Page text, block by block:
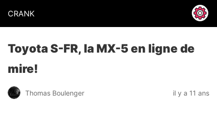
CRANK
Toyota S-FR, la MX-5 en ligne de
mire!
Thomas Boulenger il y a 11 ans